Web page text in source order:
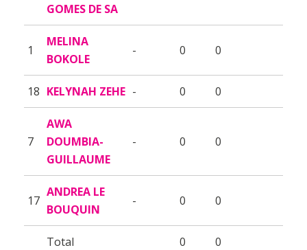
GOMES DE SA
1
MELINA
BOKOLE
- 0 0
18 KELYNAH ZEHE - 0 0
7
AWA
DOUMBIA-
GUILLAUME
- 0 0
17
ANDREA LE
BOUQUIN
- 0 0
Total 0 0